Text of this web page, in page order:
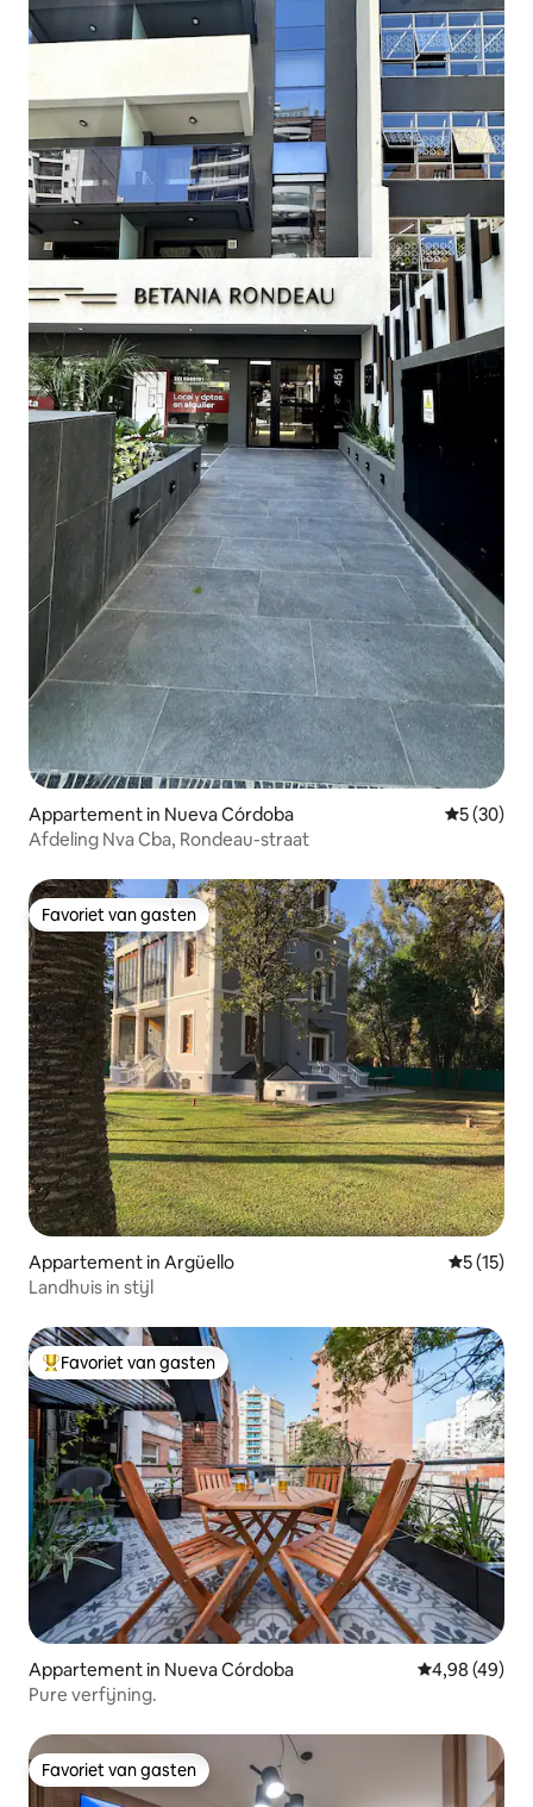
Appartement in Nueva Córdoba
5 (30)
Afdeling Nva Cba, Rondeau-straat
Favoriet van gasten
Favoriet van gasten
Appartement in Argüello
5 (15)
Landhuis in stijl
Topfavoriet van gasten
Favoriet van gasten
Appartement in Nueva Córdoba Gemiddelde
4,98 (49)
Pure verfijning.
Favoriet van gasten
Favoriet van gasten